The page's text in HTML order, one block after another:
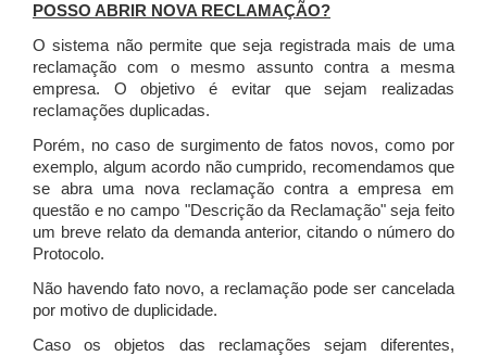
POSSO ABRIR NOVA RECLAMAÇÃO?
O sistema não permite que seja registrada mais de uma
reclamação com o mesmo assunto contra a mesma
empresa. O objetivo é evitar que sejam realizadas
reclamações duplicadas.
Porém, no caso de surgimento de fatos novos, como por
exemplo, algum acordo não cumprido, recomendamos que
se abra uma nova reclamação contra a empresa em
questão e no campo "Descrição da Reclamação" seja feito
um breve relato da demanda anterior, citando o número do
Protocolo.
Não havendo fato novo, a reclamação pode ser cancelada
por motivo de duplicidade.
Caso os objetos das reclamações sejam diferentes,